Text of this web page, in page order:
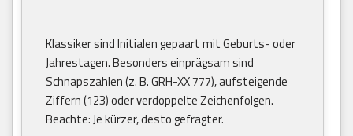
Klassiker sind Initialen gepaart mit Geburts- oder
Jahrestagen. Besonders einprägsam sind
Schnapszahlen (z. B. GRH-XX 777), aufsteigende
Ziffern (123) oder verdoppelte Zeichenfolgen.
Beachte: Je kürzer, desto gefragter.